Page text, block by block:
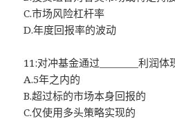
C.市场风险杠杆率
D.年度回报率的波动
11:对冲基金通过________利润
A.5年之内的
B.超过标的市场本身回报的
C.仅使用多头策略实现的